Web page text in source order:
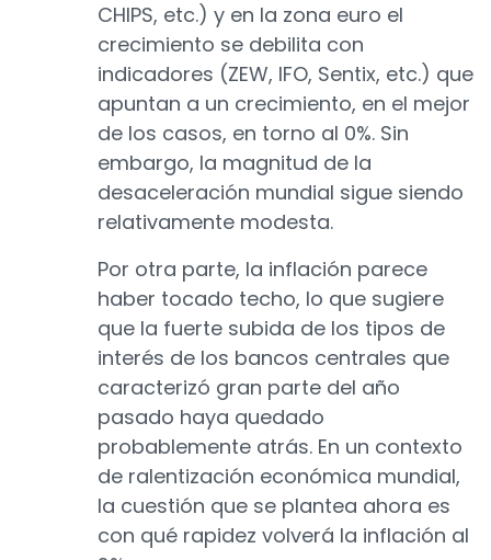
CHIPS, etc.) y en la zona euro el
crecimiento se debilita con
indicadores (ZEW, IFO, Sentix, etc.) que
apuntan a un crecimiento, en el mejor
de los casos, en torno al 0%. Sin
embargo, la magnitud de la
desaceleración mundial sigue siendo
relativamente modesta.
Por otra parte, la inflación parece
haber tocado techo, lo que sugiere
que la fuerte subida de los tipos de
interés de los bancos centrales que
caracterizó gran parte del año
pasado haya quedado
probablemente atrás. En un contexto
de ralentización económica mundial,
la cuestión que se plantea ahora es
con qué rapidez volverá la inflación al